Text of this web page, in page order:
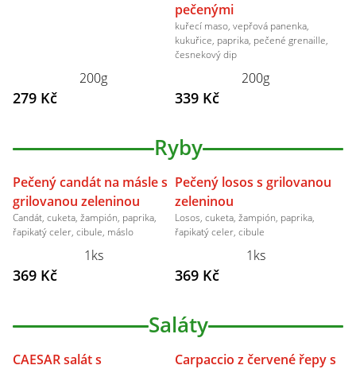
200g
279 Kč
pečenými
kuřecí maso, vepřová panenka,
kukuřice, paprika, pečené grenaille,
česnekový dip
200g
339 Kč
Ryby
Pečený candát na másle s
grilovanou zeleninou
Candát, cuketa, žampión, paprika,
řapikatý celer, cibule, máslo
1ks
369 Kč
Pečený losos s grilovanou
zeleninou
Losos, cuketa, žampión, paprika,
řapikatý celer, cibule
1ks
369 Kč
Saláty
CAESAR salát s
Carpaccio z červené řepy s